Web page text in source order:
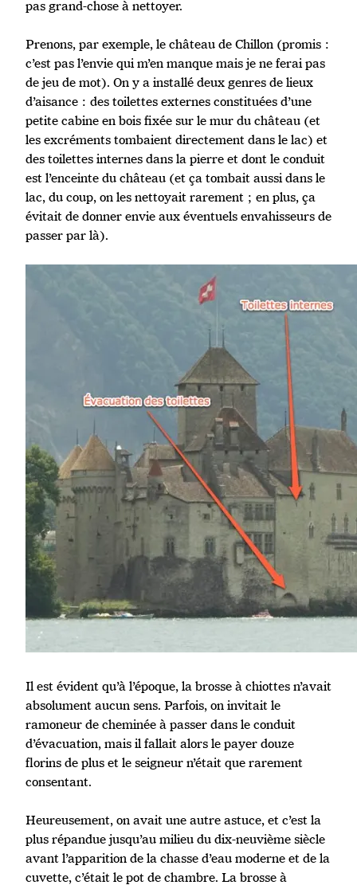
pas grand-chose à nettoyer.
Prenons, par exemple, le château de Chillon (promis :
c’est pas l’envie qui m’en manque mais je ne ferai pas
de jeu de mot). On y a installé deux genres de lieux
d’aisance : des toilettes externes constituées d’une
petite cabine en bois fixée sur le mur du château (et
les excréments tombaient directement dans le lac) et
des toilettes internes dans la pierre et dont le conduit
est l’enceinte du château (et ça tombait aussi dans le
lac, du coup, on les nettoyait rarement ; en plus, ça
évitait de donner envie aux éventuels envahisseurs de
passer par là).
Il est évident qu’à l’époque, la brosse à chiottes n’avait
absolument aucun sens. Parfois, on invitait le
ramoneur de cheminée à passer dans le conduit
d’évacuation, mais il fallait alors le payer douze
florins de plus et le seigneur n’était que rarement
consentant.
Heureusement, on avait une autre astuce, et c’est la
plus répandue jusqu’au milieu du dix-neuvième siècle
avant l’apparition de la chasse d’eau moderne et de la
cuvette, c’était le pot de chambre. La brosse à